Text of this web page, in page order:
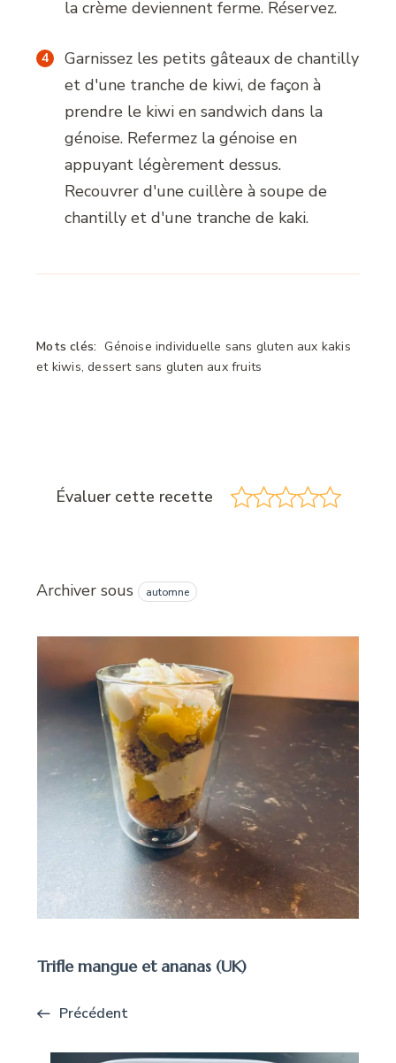
la crème deviennent ferme. Réservez.
Garnissez les petits gâteaux de chantilly
et d'une tranche de kiwi, de façon à
prendre le kiwi en sandwich dans la
génoise. Refermez la génoise en
appuyant légèrement dessus.
Recouvrer d'une cuillère à soupe de
chantilly et d'une tranche de kaki.
Mots clés: Génoise individuelle sans gluten aux kakis
et kiwis, dessert sans gluten aux fruits
Évaluer cette recette
Archiver sous automne
Trifle mangue et ananas (UK)
Précédent